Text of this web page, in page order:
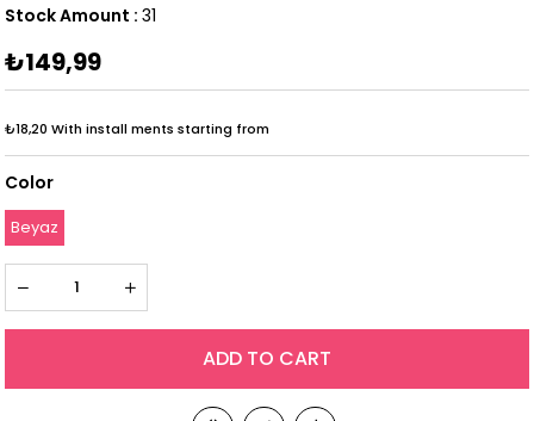
Stock Amount : 31
₺149,99
₺18,20 With install ments starting from
Color
Beyaz